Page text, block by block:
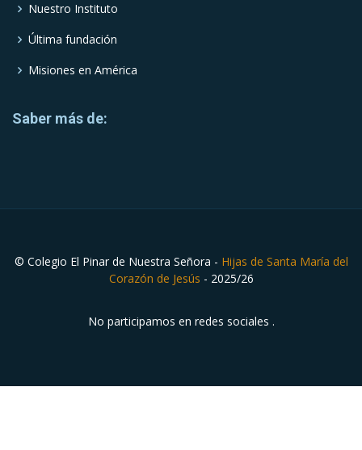
Nuestro Instituto
Última fundación
Misiones en América
Saber más de:
© Colegio El Pinar de Nuestra Señora - Hijas de Santa María del
Corazón de Jesús - 2025/26
No participamos en redes sociales .